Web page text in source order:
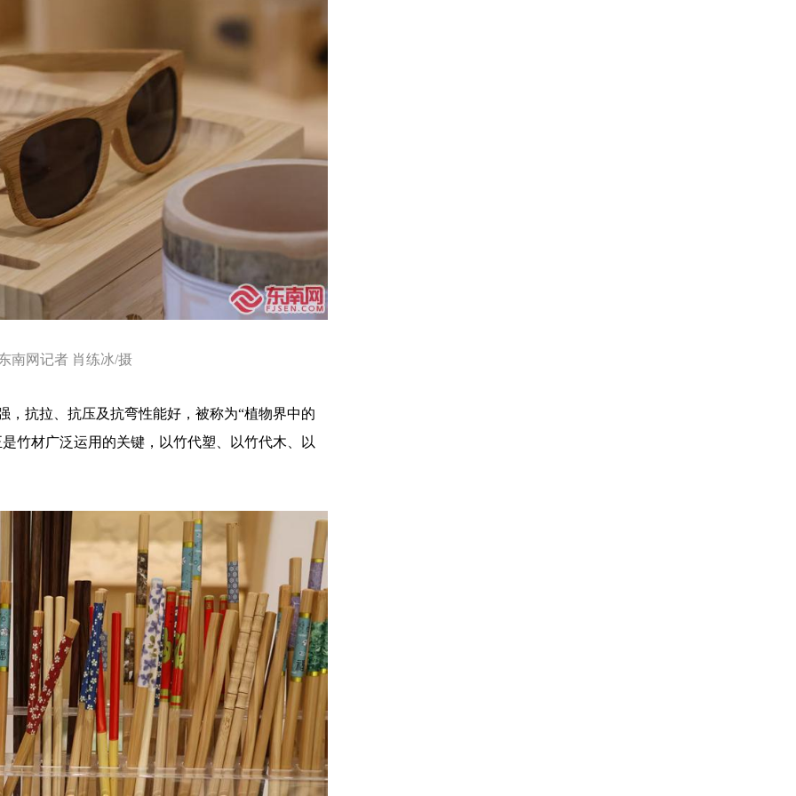
南网记者 肖练冰/摄
拉、抗压及抗弯性能好，被称为“植物界中的
竹材广泛运用的关键，以竹代塑、以竹代木、以